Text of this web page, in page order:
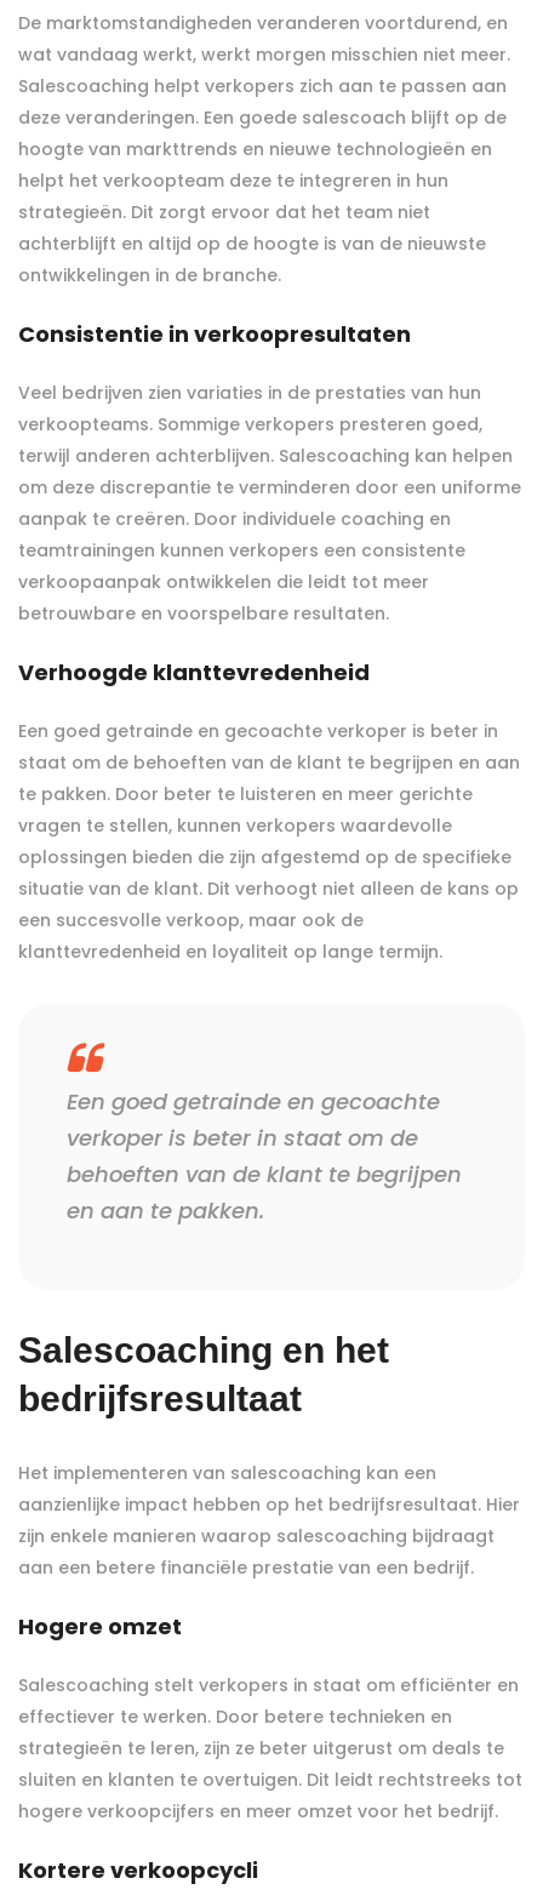
De marktomstandigheden veranderen voortdurend, en
wat vandaag werkt, werkt morgen misschien niet meer.
Salescoaching helpt verkopers zich aan te passen aan
deze veranderingen. Een goede salescoach blijft op de
hoogte van markttrends en nieuwe technologieën en
helpt het verkoopteam deze te integreren in hun
strategieën. Dit zorgt ervoor dat het team niet
achterblijft en altijd op de hoogte is van de nieuwste
ontwikkelingen in de branche.
Consistentie in verkoopresultaten
Veel bedrijven zien variaties in de prestaties van hun
verkoopteams. Sommige verkopers presteren goed,
terwijl anderen achterblijven. Salescoaching kan helpen
om deze discrepantie te verminderen door een uniforme
aanpak te creëren. Door individuele coaching en
teamtrainingen kunnen verkopers een consistente
verkoopaanpak ontwikkelen die leidt tot meer
betrouwbare en voorspelbare resultaten.
Verhoogde klanttevredenheid
Een goed getrainde en gecoachte verkoper is beter in
staat om de behoeften van de klant te begrijpen en aan
te pakken. Door beter te luisteren en meer gerichte
vragen te stellen, kunnen verkopers waardevolle
oplossingen bieden die zijn afgestemd op de specifieke
situatie van de klant. Dit verhoogt niet alleen de kans op
een succesvolle verkoop, maar ook de
klanttevredenheid en loyaliteit op lange termijn.
Een goed getrainde en gecoachte
verkoper is beter in staat om de
behoeften van de klant te begrijpen
en aan te pakken.
Salescoaching en het
bedrijfsresultaat
Het implementeren van salescoaching kan een
aanzienlijke impact hebben op het bedrijfsresultaat. Hier
zijn enkele manieren waarop salescoaching bijdraagt
aan een betere financiële prestatie van een bedrijf.
Hogere omzet
Salescoaching stelt verkopers in staat om efficiënter en
effectiever te werken. Door betere technieken en
strategieën te leren, zijn ze beter uitgerust om deals te
sluiten en klanten te overtuigen. Dit leidt rechtstreeks tot
hogere verkoopcijfers en meer omzet voor het bedrijf.
Kortere verkoopcycli